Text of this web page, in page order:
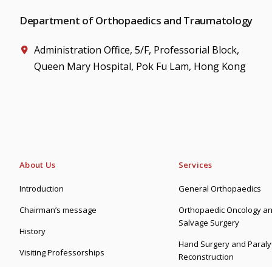
Department of Orthopaedics and Traumatology
Administration Office, 5/F, Professorial Block,
Queen Mary Hospital, Pok Fu Lam, Hong Kong
About Us
Introduction
Chairman’s message
History
Visiting Professorships
Services
General Orthopaedics
Orthopaedic Oncology
Salvage Surgery
Hand Surgery and
Reconstruction